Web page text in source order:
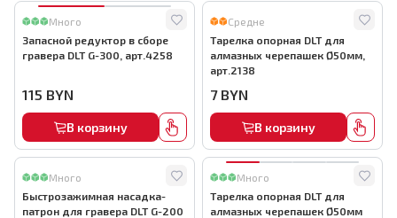
Много
Запасной редуктор в сборе
гравера DLT G-300, арт.4258
115 BYN
В корзину
Средне
Тарелка опорная DLT для
алмазных черепашек Ø50мм,
арт.2138
7 BYN
В корзину
Много
Быстрозажимная насадка-
патрон для гравера DLT G-200
Много
Тарелка опорная DLT для
алмазных черепашек Ø50мм